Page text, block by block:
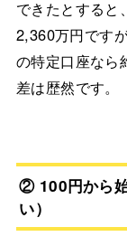
できたとすると
2,360万円です
の特定口座なら
差は歴然です。
② 100円から
い）